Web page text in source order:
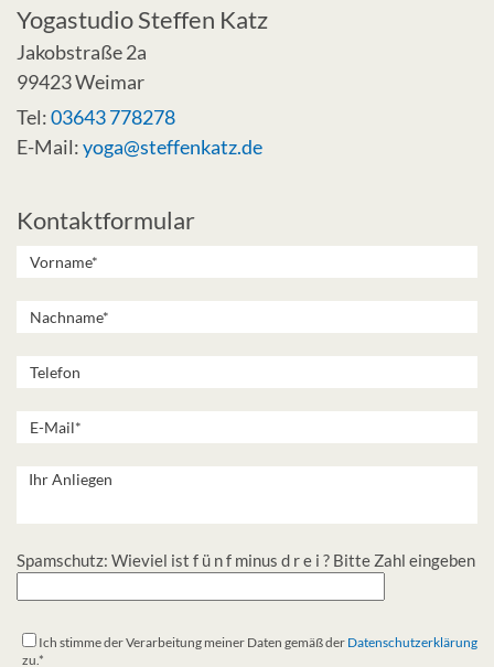
Yogastudio Steffen Katz
Jakobstraße 2a
99423 Weimar
Tel:03643 778278
E-Mail:yoga@steffenkatz.de
Kontaktformular
Spamschutz: Wieviel ist f ü n f minus d r e i ? Bitte Zahl eingeben
Ich stimme der Verarbeitung meiner Daten gemäß der Datenschutzerklärung
zu.*